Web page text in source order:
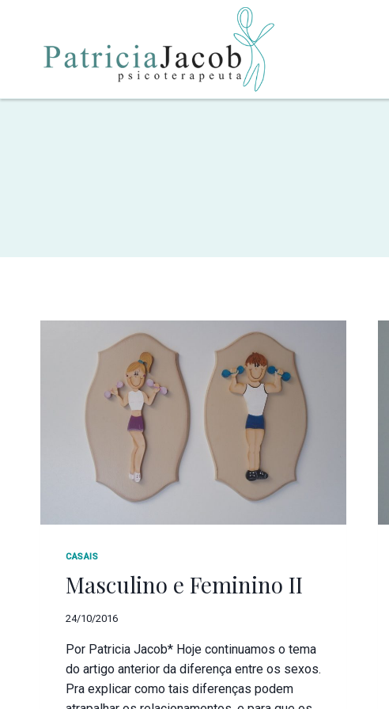
CASAIS
Masculino e Feminino II
24/10/2016
Por Patricia Jacob* Hoje continuamos o tema
do artigo anterior da diferença entre os sexos.
Pra explicar como tais diferenças podem